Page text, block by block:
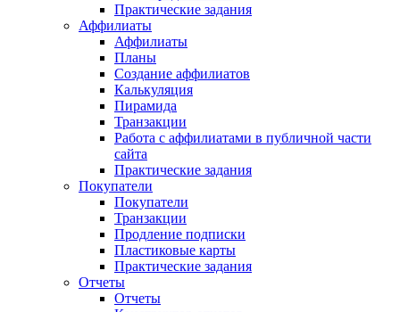
Практические задания
Аффилиаты
Аффилиаты
Планы
Создание аффилиатов
Калькуляция
Пирамида
Транзакции
Работа с аффилиатами в публичной части
сайта
Практические задания
Покупатели
Покупатели
Транзакции
Продление подписки
Пластиковые карты
Практические задания
Отчеты
Отчеты